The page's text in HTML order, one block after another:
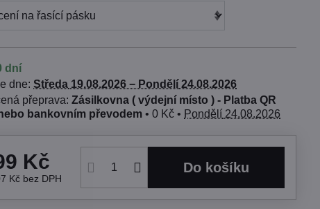
dní
dne:Středa 19.08.2026 − Pondělí 24.08.2026
Zásilkovna ( výdejní místo ) - Platba QR
bankovním převodem •0 Kč • Pondělí 24.08.2026
Kč
Kč bez DPH
Do košíku